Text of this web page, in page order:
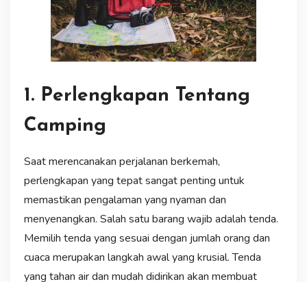
1. Perlengkapan Tentang
Camping
Saat merencanakan perjalanan berkemah,
perlengkapan yang tepat sangat penting untuk
memastikan pengalaman yang nyaman dan
menyenangkan. Salah satu barang wajib adalah tenda.
Memilih tenda yang sesuai dengan jumlah orang dan
cuaca merupakan langkah awal yang krusial. Tenda
yang tahan air dan mudah didirikan akan membuat